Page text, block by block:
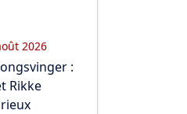
2026
:
Rikke